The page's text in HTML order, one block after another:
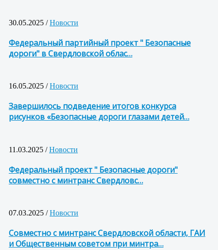
30.05.2025 /Новости
Федеральный партийный проект " Безопасные
дороги" в Свердловской облас…
16.05.2025 /Новости
Завершилось подведение итогов конкурса
рисунков «Безопасные дороги глазами детей…
11.03.2025 /Новости
Федеральный проект " Безопасные дороги"
совместно с минтранс Свердловс…
07.03.2025 /Новости
Совместно с минтранс Свердловской области, ГАИ
и Общественным советом при минтра…